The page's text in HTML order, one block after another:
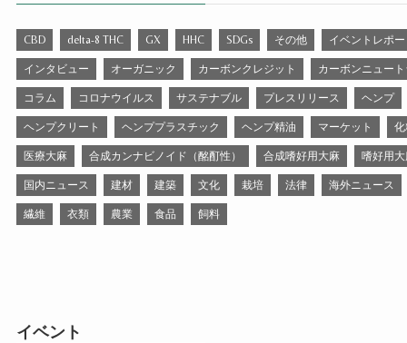
CBD delta-8 THC GX HHC SDGs その他 イベントレポ
インタビュー オーガニック カーボンクレジット カーボンニュー
コラム コロナウイルス サステナブル プレスリリース ヘンプ
ヘンプクリート ヘンププラスチック ヘンプ精油 マーケット
医療大麻 合成カンナビノイド（酩酊性） 合成嗜好用大麻 嗜好用
国内ニュース 建材 建築 文化 栽培 法律 海外ニュース
繊維 衣類 農業 食品 飼料
イベント